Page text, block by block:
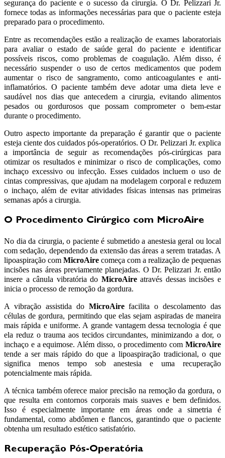
segurança do paciente e o sucesso da cirurgia. O Dr. Pelizzari Jr.
fornece todas as informações necessárias para que o paciente esteja
preparado para o procedimento.
Entre as recomendações estão a realização de exames laboratoriais
para avaliar o estado de saúde geral do paciente e identificar
possíveis riscos, como problemas de coagulação. Além disso, é
necessário suspender o uso de certos medicamentos que podem
aumentar o risco de sangramento, como anticoagulantes e anti-
inflamatórios. O paciente também deve adotar uma dieta leve e
saudável nos dias que antecedem a cirurgia, evitando alimentos
pesados ou gordurosos que possam comprometer o bem-estar
durante o procedimento.
Outro aspecto importante da preparação é garantir que o paciente
esteja ciente dos cuidados pós-operatórios. O Dr. Pelizzari Jr. explica
a importância de seguir as recomendações pós-cirúrgicas para
otimizar os resultados e minimizar o risco de complicações, como
inchaço excessivo ou infecção. Esses cuidados incluem o uso de
cintas compressivas, que ajudam na modelagem corporal e reduzem
o inchaço, além de evitar atividades físicas intensas nas primeiras
semanas após a cirurgia.
O Procedimento Cirúrgico com MicroAire
No dia da cirurgia, o paciente é submetido a anestesia geral ou local
com sedação, dependendo da extensão das áreas a serem tratadas. A
lipoaspiração com MicroAire começa com a realização de pequenas
incisões nas áreas previamente planejadas. O Dr. Pelizzari Jr. então
insere a cânula vibratória do MicroAireatravés dessas incisões e
inicia o processo de remoção da gordura.
A vibração assistida do MicroAirefacilita o descolamento das
células de gordura, permitindo que elas sejam aspiradas de maneira
mais rápida e uniforme. A grande vantagem dessa tecnologia é que
ela reduz o trauma aos tecidos circundantes, minimizando a dor, o
inchaço e a equimose. Além disso, o procedimento com MicroAire
tende a ser mais rápido do que a lipoaspiração tradicional, o que
significa menos tempo sob anestesia e uma recuperação
potencialmente mais rápida.
A técnica também oferece maior precisão na remoção da gordura, o
que resulta em contornos corporais mais suaves e bem definidos.
Isso é especialmente importante em áreas onde a simetria é
fundamental, como abdômen e flancos, garantindo que o paciente
obtenha um resultado estético satisfatório.
Recuperação Pós-Operatória